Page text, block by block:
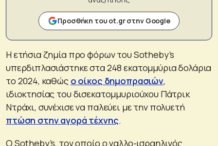
Προσθήκη του ot.gr στην Google
Η ετήσια ζημία προ φόρων του Sotheby’s
υπερδιπλασιάστηκε στα 248 εκατομμύρια δολάρια
το 2024, καθώς ο οίκος δημοπρασιών,
ιδιοκτησίας του δισεκατομμυριούχου Πάτρικ
Ντράχι, συνέχισε να παλεύει με την πολυετή
πτώση στην αγορά τέχνης.
Ο Sotheby’s, τον οποίο ο γαλλο-ισραηλινός